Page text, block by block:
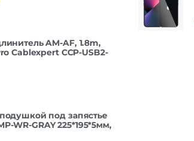
AM-AF, 1.8m,
Cablexpert CCP-USB2-
под запястье
WR-GRAY 225*195*5мм,